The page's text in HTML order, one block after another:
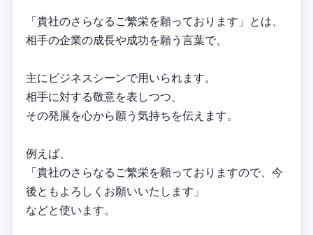
「貴社のさらなるご繁栄を願っております」とは、
相手の企業の成長や成功を願う言葉で、
主にビジネスシーンで用いられます。
相手に対する敬意を表しつつ、
その発展を心から願う気持ちを伝えます。
例えば、
「貴社のさらなるご繁栄を願っておりますので、今
後ともよろしくお願いいたします」
などと使います。